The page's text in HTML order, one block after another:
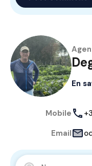
En
Mobile
Email